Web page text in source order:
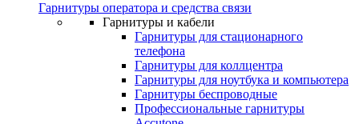
Гарнитуры оператора и средства связи
Гарнитуры и кабели
Гарнитуры для стационарного
телефона
Гарнитуры для коллцентра
Гарнитуры для ноутбука и компьютера
Гарнитуры беспроводные
Профессиональные гарнитуры